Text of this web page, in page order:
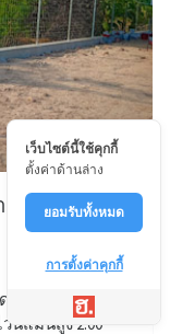
า
เพลทบนปูน ระยะ
น์แมนสูง 2.00
เว็บไซต์นี้ใช้คุกกี้
ตั้งค่าด้านล่าง
ยอมรับทั้งหมด
การตั้งค่าคุกกี้